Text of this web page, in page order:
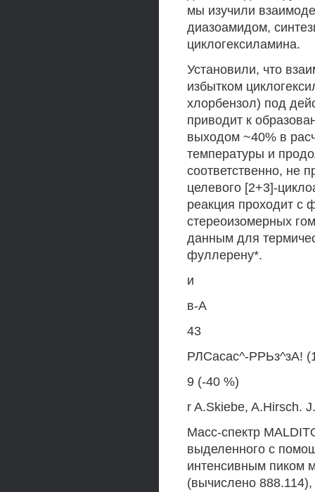
мы изучили
диазоамидом,
циклогексиламина.
Установили, что
избытком
хлорбензол) под
приводит к
выходом ~40% в
температуры и
соответственно, не
целевого [2+3]-
реакция проходит с
стереоизомерных
данным для
фуллерену*.
и
в-А
43
РЛСасас^-РРЬз^зА!
9 (-40 %)
r A.Skiebe, A.Hirsch.
Масс-спектр
выделенного с
интенсивным пиком
(вычислено